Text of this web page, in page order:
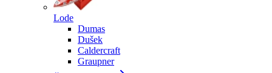
Lode
Dumas
Dušek
Caldercraft
Graupner